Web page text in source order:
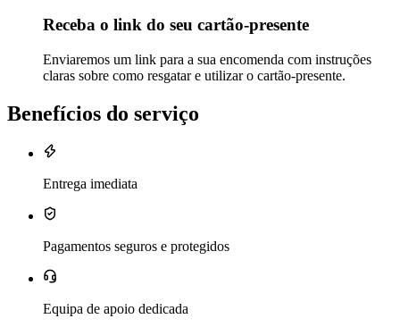
Receba o link do seu cartão-presente
Enviaremos um link para a sua encomenda com instruções
claras sobre como resgatar e utilizar o cartão-presente.
Benefícios do serviço
Entrega imediata
Pagamentos seguros e protegidos
Equipa de apoio dedicada